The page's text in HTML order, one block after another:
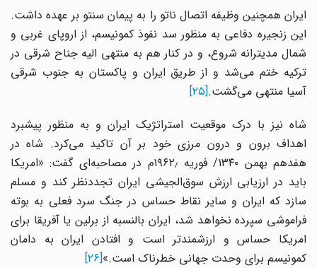
ایران همچنین وظیفه اتصال ناتو را به پیمان سنتو بر عهده داشت.
این زنجیره دفاعی به منظور سد نفوذ کمونیسم، از اروپای غربی و
شمال مدیترانه شروع، و در کنار هم به منتهی الیه جناح شرقی در
ترکیه ختم می‌شد و از طریق ایران و پاکستان به جنوب شرقی
آسیا منتهی می‌گشت.[۲۵]
شاه نیز با درک موقعیت استراتژیک ایران و به‌ منظور پیشبرد
اهداف برون و درون مرزی خود بر آن تاکید می‌کرد. شاه در
هفدهم بهمن ۱۳۴۰/ فوریه ۱۹۶۲٫م در مصاحبه‌ای گفت: «امریکا
باید در ارزیابی ارزش سوق‌الجیشی ایران تجددنظر کند و مسلم
سازد که ایران و سایر نقاط حساس در جنگ سرد فعلی به بوته
فراموشی سپرده نخواهد شد، ایران بالنسبه از برلین یا آفریقا برای
امریکا حساس و ارزشمندتر است و افتادن ایران به دامان
کمونیسم برای وحدت جهانی خطرناک است.»[۲۶]